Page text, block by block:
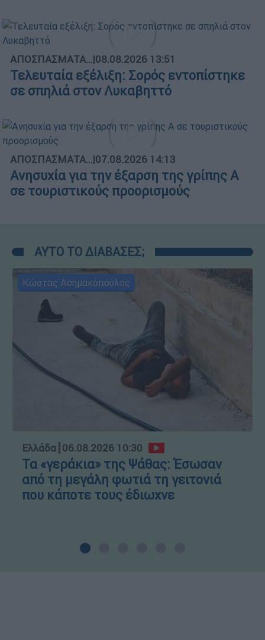
ΑΠΟΣΠΑΣΜΑΤΑ...|08.08.2026 13:51
Τελευταία εξέλιξη: Σορός εντοπίστηκε
σε σπηλιά στον Λυκαβηττό
ΑΠΟΣΠΑΣΜΑΤΑ...|07.08.2026 14:13
Ανησυχία για την έξαρση της γρίπης Α
σε τουριστικούς προορισμούς
ΑΥΤΟ ΤΟ ΔΙΑΒΑΣΕΣ;
Κώστας Ασημακόπουλος
Ελλάδα┋06.08.2026 10:30
Τα «γεράκια» της Ψάθας: Έσωσαν
από τη μεγάλη φωτιά τη γειτονιά
που κάποτε τους έδιωχνε